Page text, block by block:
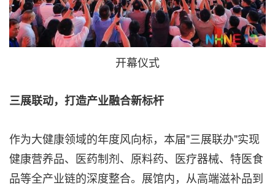
开幕仪式
三展联动，打造产业融合新标杆
作为大健康领域的年度风向标，本届"三展联办"实现
健康营养品、医药制剂、原料药、医疗器械、特医食
品等全产业链的深度整合。展馆内，从高端滋补品到